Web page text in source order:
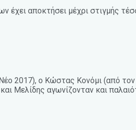
έχει αποκτήσει μέχρι στιγμής
2017), ο Κώστας Κονόμι (από
Μελίδης αγωνίζονταν και